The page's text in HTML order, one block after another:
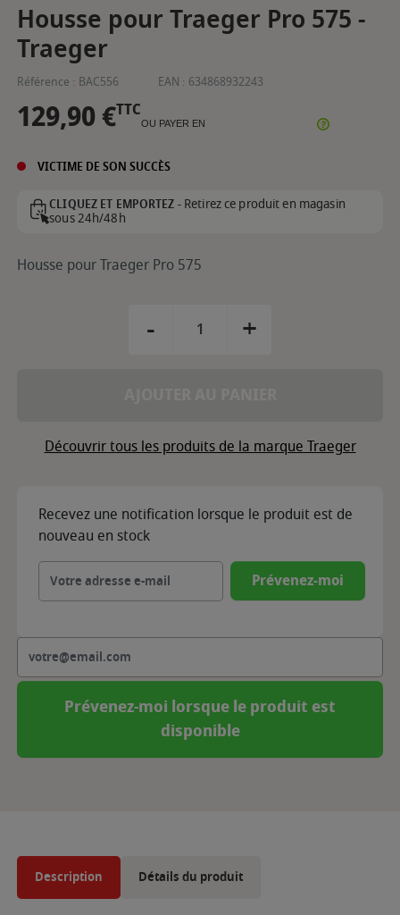
Housse pour Traeger Pro 575 -
Traeger
Référence : BAC556 EAN : 634868932243
129,90 €TTC
OU PAYER EN
VICTIME DE SON SUCCÈS
CLIQUEZ ET EMPORTEZ -Retirez ce produit en magasin
sous 24h/48h
Housse pour Traeger Pro 575
- +
Découvrir tous les produits de la marque Traeger
Recevez une notification lorsque le produit est de
nouveau en stock
Prévenez-moi
Prévenez-moi lorsque le produit est
disponible
Description Détails du produit